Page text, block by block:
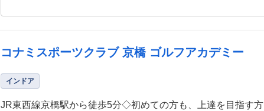
コナミスポーツクラブ 京橋 ゴルフアカデミー
インドア
JR東西線京橋駅から徒歩5分◇初めての方も、上達を目指す方